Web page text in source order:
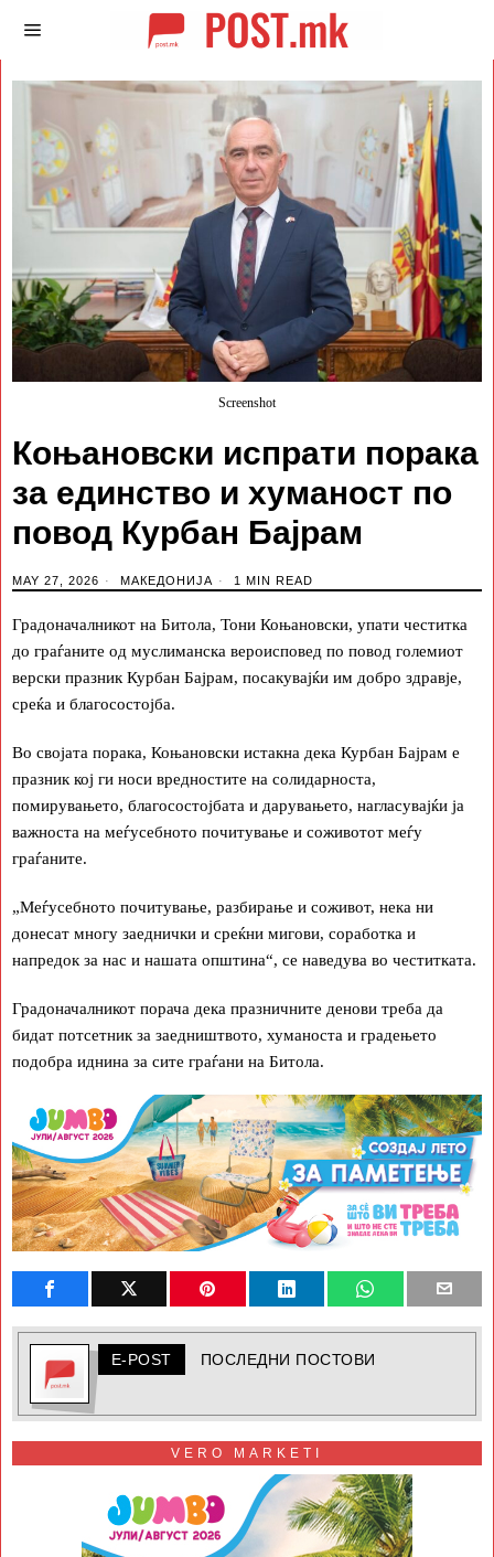
Screenshot
Коњановски испрати порака
за единство и хуманост по
повод Курбан Бајрам
MAY 27, 2026 МАКЕДОНИЈА 1 MIN READ
Градоначалникот на Битола, Тони Коњановски, упати честитка
до граѓаните од муслиманска вероисповед по повод големиот
верски празник Курбан Бајрам, посакувајќи им добро здравје,
среќа и благосостојба.
Во својата порака, Коњановски истакна дека Курбан Бајрам е
празник кој ги носи вредностите на солидарноста,
помирувањето, благосостојбата и дарувањето, нагласувајќи ја
важноста на меѓусебното почитување и соживотот меѓу
граѓаните.
„Меѓусебното почитување, разбирање и соживот, нека ни
донесат многу заеднички и среќни мигови, соработка и
напредок за нас и нашата општина“, се наведува во честитката.
Градоначалникот порача дека празничните денови треба да
бидат потсетник за заедништвото, хуманоста и градењето
подобра иднина за сите граѓани на Битола.
E-POST ПОСЛЕДНИ ПОСТОВИ
VERO MARKETI